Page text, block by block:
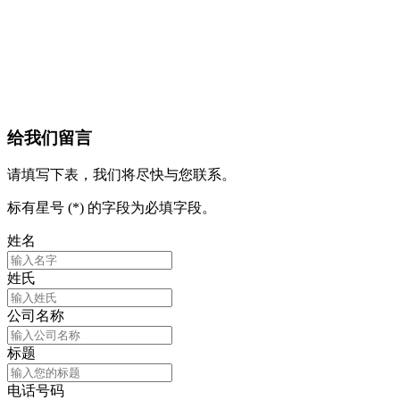
给我们留言
请填写下表，我们将尽快与您联系。
标有星号 (*) 的字段为必填字段。
姓名
姓氏
公司名称
标题
电话号码